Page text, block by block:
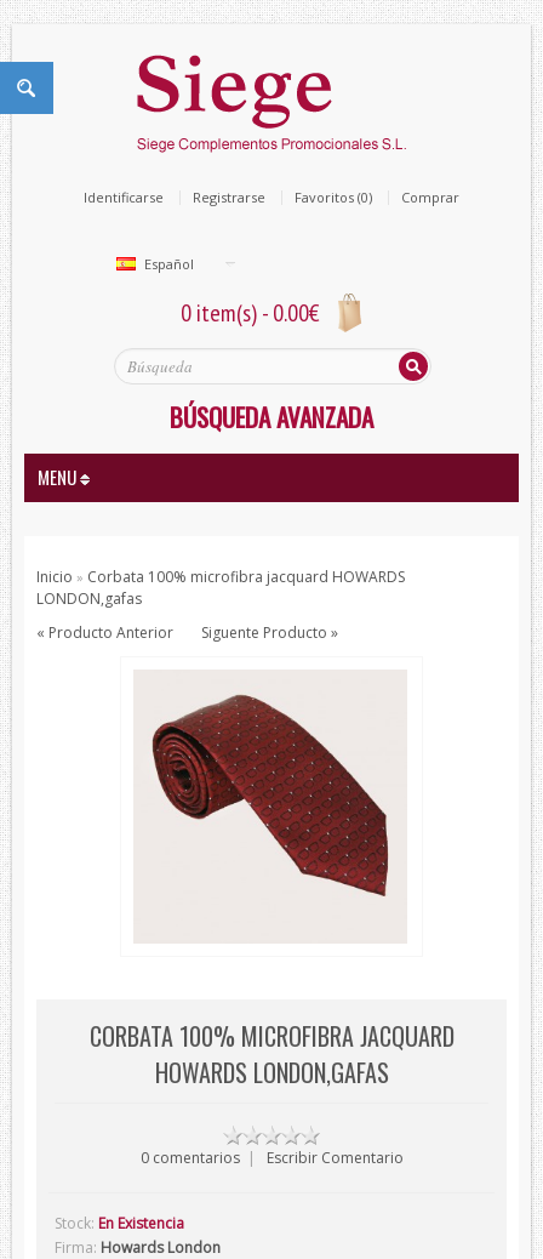
Español
Identificarse Registrarse Favoritos (0) Comprar
0 item(s) - 0.00€
BÚSQUEDA AVANZADA
MENU
Todos los Productos
Productos de protección
Chales y foulares
Chales/Foulares Devota&Lomba
Chales/Foulares Howards London
Presentaciones
Pajaritas
Inicio » Corbata 100% microfibra jacquard HOWARDS
LONDON,gafas
« Producto Anterior
Siguente Producto »
CORBATA 100% MICROFIBRA JACQUARD
HOWARDS LONDON,GAFAS
0 comentarios| Escribir Comentario
Stock: En Existencia
Firma: Howards London